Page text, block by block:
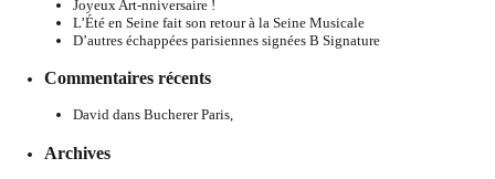
Joyeux Art-nniversaire !
L’Été en Seine fait son retour à la Seine Musicale
D’autres échappées parisiennes signées B Signature
Commentaires récents
David dans Bucherer Paris,
Archives